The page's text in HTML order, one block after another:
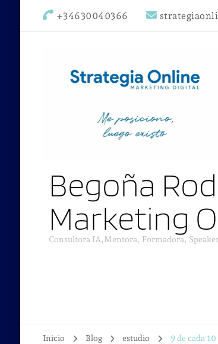
+34630040366
Begoña
Marketing
Consultora IA,Mentora, Formadora,
Inicio Blog estudio 9 de cada